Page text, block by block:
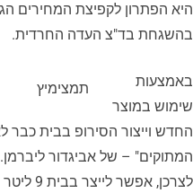
היא הפתרון לקפיצת המחירים
בהשגחת בד"צ העדה החרדית.
תמצימיץ
באמצעות
שימוש במוצר
החדש וייצור הסירופ בבית
לצרכן,